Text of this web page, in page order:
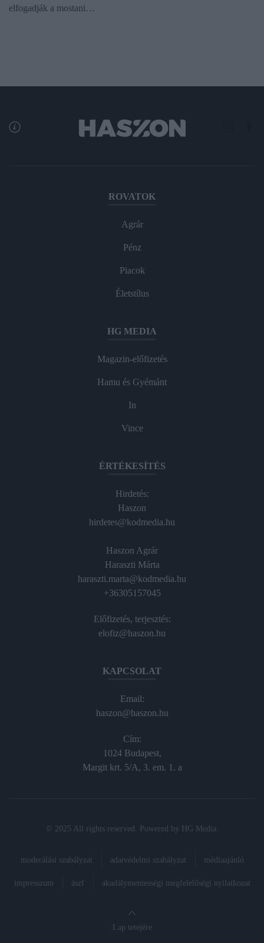
elfogadják a mostani…
ROVATOK
Agrár
Pénz
Piacok
Életstílus
HG MEDIA
Magazin-előfizetés
Hamu és Gyémánt
In
Vince
ÉRTÉKESÍTÉS
Hirdetés:
Haszon
hirdetes@kodmedia.hu
Haszon Agrár
Haraszti Márta
haraszti.marta@kodmedia.hu
+36305157045
Előfizetés, terjesztés:
elofiz@haszon.hu
KAPCSOLAT
Email:
haszon@haszon.hu
Cím:
1024 Budapest,
Margit krt. 5/A, 3. em. 1. a
© 2025 All rights reserved. Powered by HG Media
moderálási szabályzat adatvédelmi szabályzat médiaajánló
impresszum ászf akadálymentességi megfelelőségi nyilatkozat
Lap tetejére